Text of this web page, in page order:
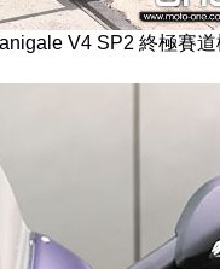
V4 SP2 終極賽